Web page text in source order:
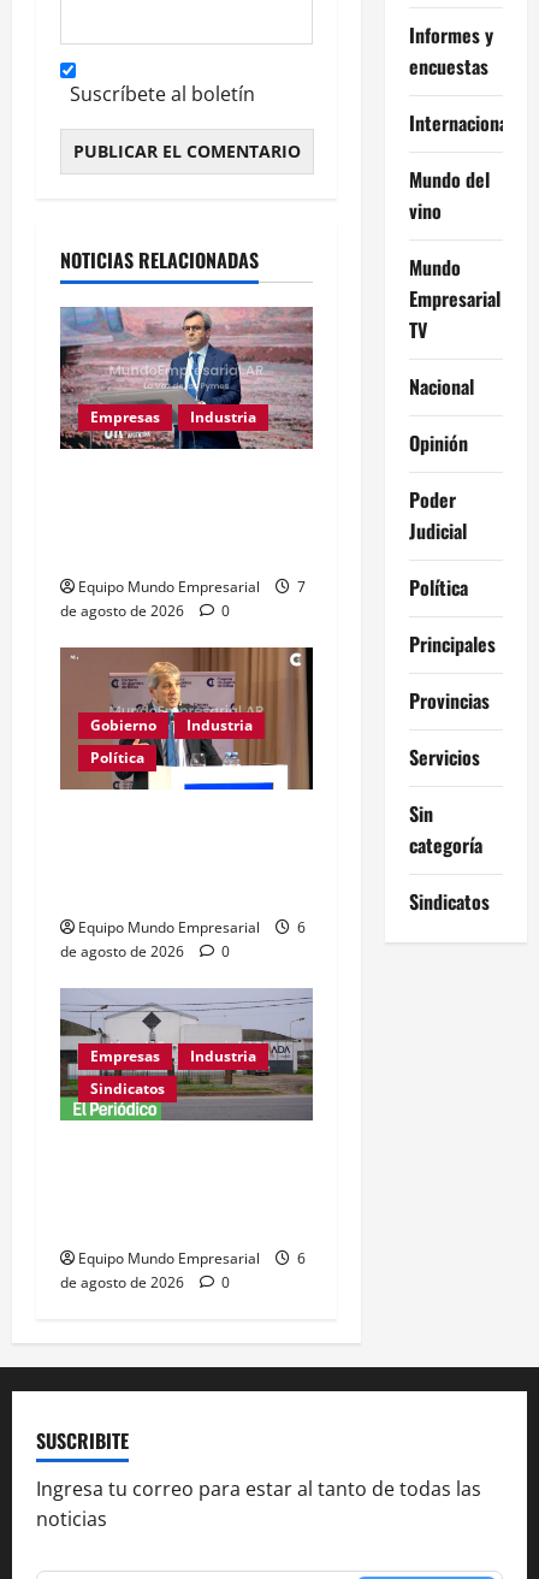
Suscríbete al boletín
NOTICIAS RELACIONADAS
Empresas Industria
Equipo Mundo Empresarial
7
de agosto de 2026
0
Gobierno
Industria
Política
Equipo Mundo Empresarial
6
de agosto de 2026
0
Empresas
Industria
Sindicatos
Equipo Mundo Empresarial
6
de agosto de 2026
0
Informes y
encuestas
Internacional
Mundo del
vino
Mundo
Empresarial
TV
Nacional
Opinión
Poder
Judicial
Política
Principales
Provincias
Servicios
Sin
categoría
Sindicatos
SUSCRIBITE
Ingresa tu correo para estar al tanto de todas las
noticias